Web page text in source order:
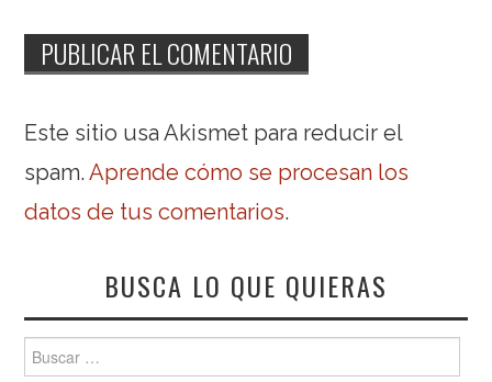
Este sitio usa Akismet para reducir el
spam.Aprende cómo se procesan los
datos de tus comentarios.
BUSCA LO QUE QUIERAS
Buscar: